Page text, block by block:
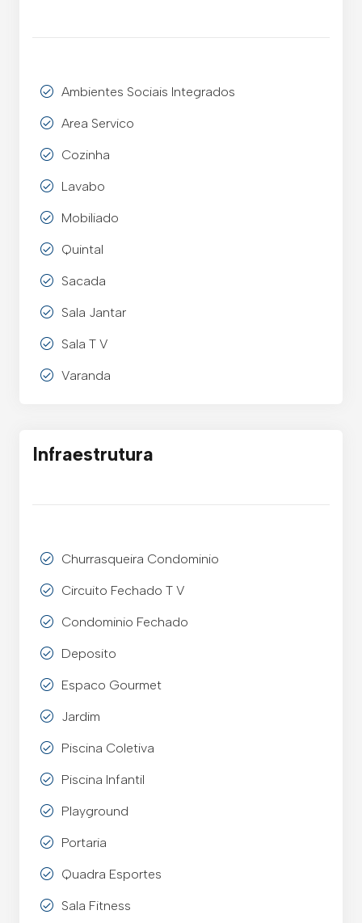
Ambientes Sociais Integrados
Area Servico
Cozinha
Lavabo
Mobiliado
Quintal
Sacada
Sala Jantar
Sala T V
Varanda
Infraestrutura
Churrasqueira Condominio
Circuito Fechado T V
Condominio Fechado
Deposito
Espaco Gourmet
Jardim
Piscina Coletiva
Piscina Infantil
Playground
Portaria
Quadra Esportes
Sala Fitness